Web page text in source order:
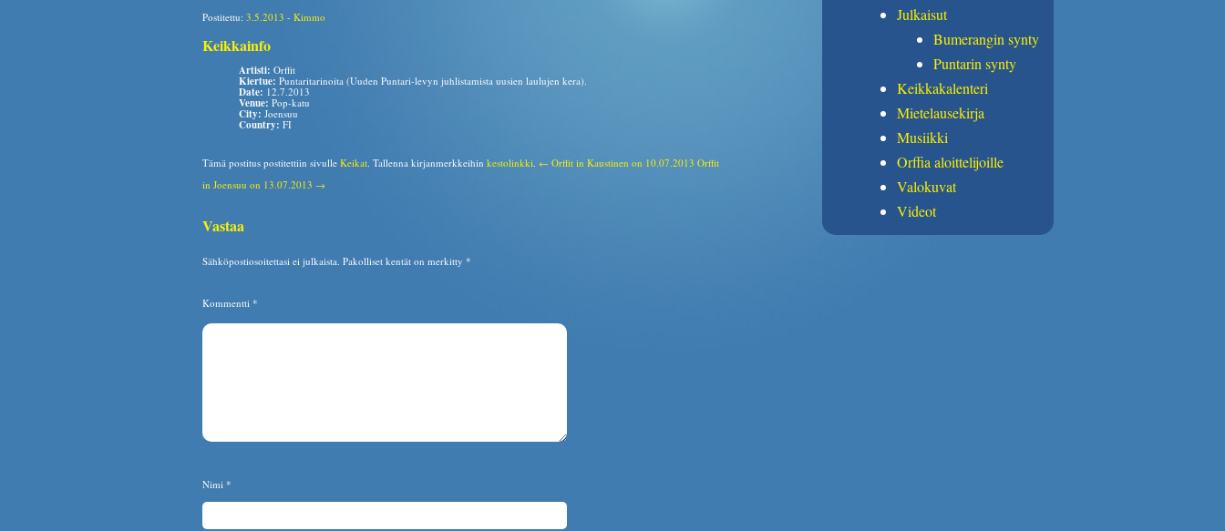
Postitettu: 3.5.2013 - Kimmo
Keikkainfo
Artisti: Orffit
Kiertue: Puntaritarinoita (Uuden Puntari-levyn juhlistamista uusien laulujen kera).
Date: 12.7.2013
Venue: Pop-katu
City: Joensuu
Country: FI
Tämä postitus postitettiin sivulle Keikat. Tallenna kirjanmerkkeihin kestolinkki. ← Orffit in Kaustinen on 10.07.2013 Orffit
in Joensuu on 13.07.2013 →
Vastaa
Sähköpostiosoitettasi ei julkaista. Pakolliset kentät on merkitty *
Kommentti *
Nimi *
Julkaisut
Bumerangin synty
Puntarin synty
Keikkakalenteri
Mietelausekirja
Musiikki
Orffia aloittelijoille
Valokuvat
Videot